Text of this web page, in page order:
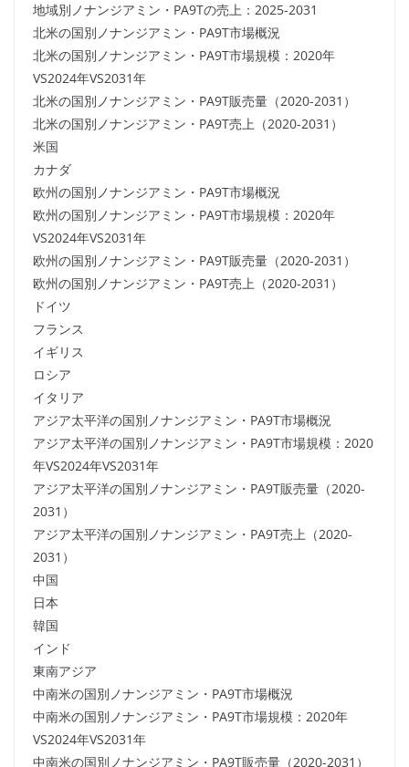
地域別ノナンジアミン・PA9Tの売上：2025-2031
北米の国別ノナンジアミン・PA9T市場概況
北米の国別ノナンジアミン・PA9T市場規模：2020年
VS2024年VS2031年
北米の国別ノナンジアミン・PA9T販売量（2020-2031）
北米の国別ノナンジアミン・PA9T売上（2020-2031）
米国
カナダ
欧州の国別ノナンジアミン・PA9T市場概況
欧州の国別ノナンジアミン・PA9T市場規模：2020年
VS2024年VS2031年
欧州の国別ノナンジアミン・PA9T販売量（2020-2031）
欧州の国別ノナンジアミン・PA9T売上（2020-2031）
ドイツ
フランス
イギリス
ロシア
イタリア
アジア太平洋の国別ノナンジアミン・PA9T市場概況
アジア太平洋の国別ノナンジアミン・PA9T市場規模：2020
年VS2024年VS2031年
アジア太平洋の国別ノナンジアミン・PA9T販売量（2020-
2031）
アジア太平洋の国別ノナンジアミン・PA9T売上（2020-
2031）
中国
日本
韓国
インド
東南アジア
中南米の国別ノナンジアミン・PA9T市場概況
中南米の国別ノナンジアミン・PA9T市場規模：2020年
VS2024年VS2031年
中南米の国別ノナンジアミン・PA9T販売量（2020-2031）